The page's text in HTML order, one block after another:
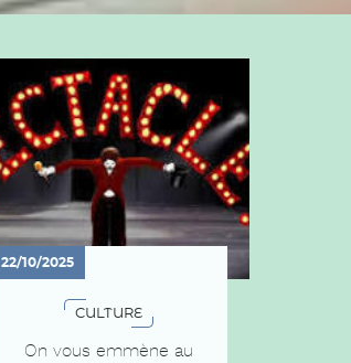
22/10/2025
CULTURE
On vous emmène au